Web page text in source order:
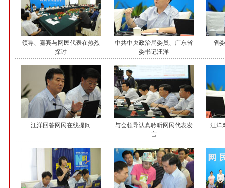
领导、嘉宾与网民代表在热烈
探讨
中共中央政治局委员、广东省
委书记汪洋
省
汪洋回答网民在线提问
与会领导认真聆听网民代表发
言
汪洋